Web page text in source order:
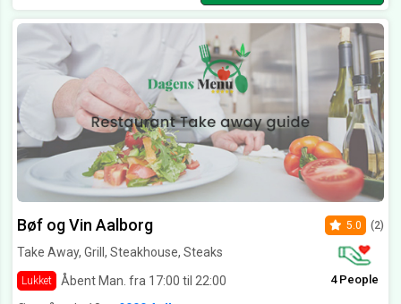
Bøf og Vin Aalborg
Take Away, Grill, Steakhouse, Steaks
Lukket Åbent Man. fra 17:00 til 22:00
5.0 (2)
4 People